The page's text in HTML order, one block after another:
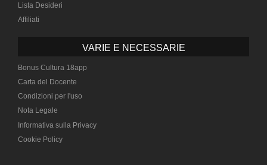
Lista Desideri
Affiliati
VARIE E NECESSARIE
Bonus Cultura 18app
Carta del Docente
Condizioni per l'uso
Nota Legale
Informativa sulla Privacy
Cookie Policy